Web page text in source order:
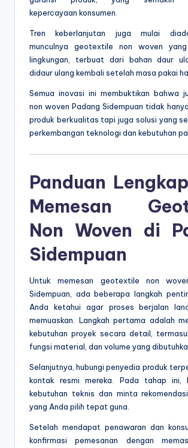
kepercayaan konsumen.
Tren keberlanjutan juga mulai
munculnya geotextile non woven
lingkungan, terbuat dari bahan daur
didaur ulang kembali setelah masa pakai
Semua inovasi ini membuktikan bahwa
non woven Padang Sidempuan tidak
produk berkualitas tapi juga solusi yang
perkembangan teknologi dan kebutuhan
Panduan
Memesan
Non Woven di
Sidempuan
Untuk memesan geotextile non
Sidempuan, ada beberapa langkah
Anda ketahui agar proses berjalan
memuaskan. Langkah pertama adalah
kebutuhan proyek secara detail,
fungsi material, dan volume yang
Selanjutnya, hubungi penyedia produk
kontak resmi mereka. Pada tahap ini,
kebutuhan teknis dan minta
yang Anda pilih tepat guna.
Setelah mendapat penawaran dan
konfirmasi pemesanan dengan